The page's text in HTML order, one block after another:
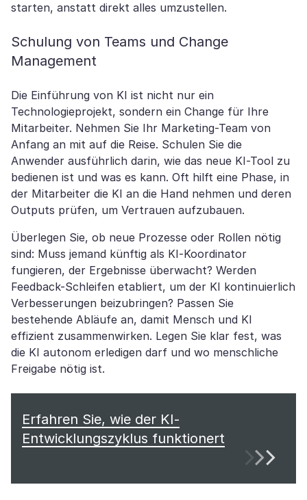
starten, anstatt direkt alles umzustellen.
Schulung von Teams und Change
Management
Die Einführung von KI ist nicht nur ein
Technologieprojekt, sondern ein Change für Ihre
Mitarbeiter. Nehmen Sie Ihr Marketing-Team von
Anfang an mit auf die Reise. Schulen Sie die
Anwender ausführlich darin, wie das neue KI-Tool zu
bedienen ist und was es kann. Oft hilft eine Phase, in
der Mitarbeiter die KI an die Hand nehmen und deren
Outputs prüfen, um Vertrauen aufzubauen.
Überlegen Sie, ob neue Prozesse oder Rollen nötig
sind: Muss jemand künftig als KI-Koordinator
fungieren, der Ergebnisse überwacht? Werden
Feedback-Schleifen etabliert, um der KI kontinuierlich
Verbesserungen beizubringen? Passen Sie
bestehende Abläufe an, damit Mensch und KI
effizient zusammenwirken. Legen Sie klar fest, was
die KI autonom erledigen darf und wo menschliche
Freigabe nötig ist.
Erfahren Sie, wie der KI-
Entwicklungszyklus funktionert